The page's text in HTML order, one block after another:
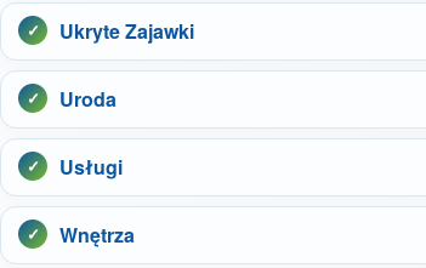
Ukryte Zajawki
Uroda
Usługi
Wnętrza